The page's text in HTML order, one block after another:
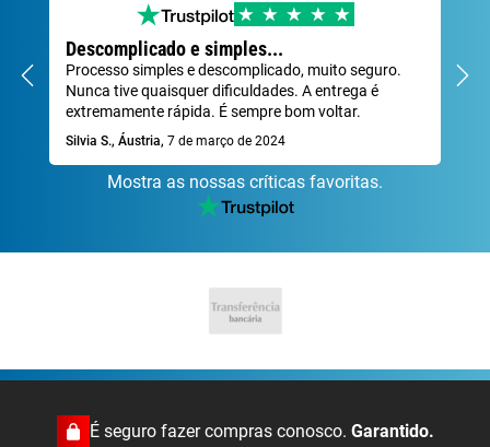
Descomplicado e simples...
Processo simples e descomplicado, muito seguro.
Nunca tive quaisquer dificuldades. A entrega é
extremamente rápida. É sempre bom voltar.
Silvia S., Áustria, 7 de março de 2024
Mostra as nossas críticas favoritas.
É seguro fazer compras conosco. Garantido.